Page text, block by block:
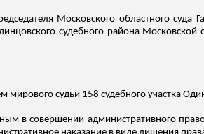
Московского областного суда
судебного района
мирового судьи 158 судебного участка
в совершении административного